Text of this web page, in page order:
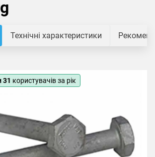
Технічні характеристики
31 користувачів за рік